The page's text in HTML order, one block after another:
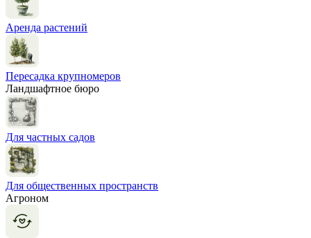
Аренда растений
Пересадка крупномеров
Ландшафтное бюро
Для частных садов
Для общественных пространств
Агроном